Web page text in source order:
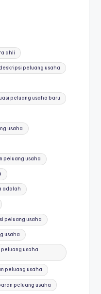
ahli
deskripsi peluang usaha
peluang usaha baru
usaha
peluang usaha
adalah
peluang usaha
usaha
usaha
peluang usaha
peluang usaha